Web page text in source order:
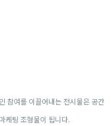
참여를 이끌어내는 전시물은 공간
케팅 조형물이 됩니다.